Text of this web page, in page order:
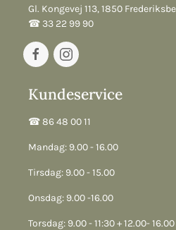
Gl. Kongevej 113, 1850
☎︎ 33 22 99 90
Kundeservice
☎︎ 86 48 00 11
Mandag: 9.00 - 16.00
Tirsdag: 9.00 - 15.00
Onsdag: 9.00 -16.00
Torsdag: 9.00 - 11:30 + 12.00- 16.00